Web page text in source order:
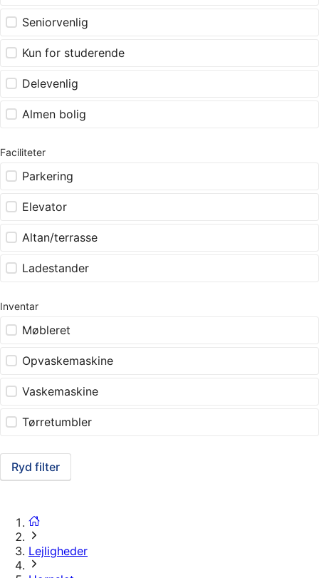
Seniorvenlig
Kun for studerende
Delevenlig
Almen bolig
Faciliteter
Parkering
Elevator
Altan/terrasse
Ladestander
Inventar
Møbleret
Opvaskemaskine
Vaskemaskine
Tørretumbler
Ryd filter
Lejligheder